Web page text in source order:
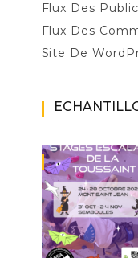
Flux Des
Flux Des
Site De